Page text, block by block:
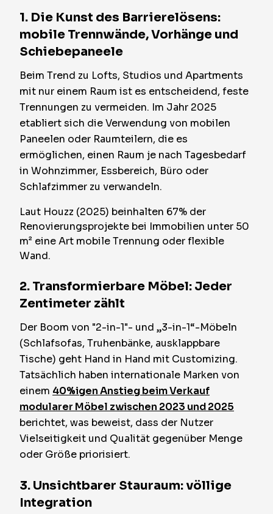
1. Die Kunst des Barrierelösens:
mobile Trennwände, Vorhänge und
Schiebepaneele
Beim Trend zu Lofts, Studios und Apartments
mit nur einem Raum ist es entscheidend, feste
Trennungen zu vermeiden. Im Jahr 2025
etabliert sich die Verwendung von mobilen
Paneelen oder Raumteilern, die es
ermöglichen, einen Raum je nach Tagesbedarf
in Wohnzimmer, Essbereich, Büro oder
Schlafzimmer zu verwandeln.
Laut Houzz (2025) beinhalten 67% der
Renovierungsprojekte bei Immobilien unter 50
m² eine Art mobile Trennung oder flexible
Wand.
2. Transformierbare Möbel: Jeder
Zentimeter zählt
Der Boom von "2-in-1"- und „3-in-1“-Möbeln
(Schlafsofas, Truhenbänke, ausklappbare
Tische) geht Hand in Hand mit Customizing.
Tatsächlich haben internationale Marken von
einem 40%igen Anstieg beim Verkauf
modularer Möbel zwischen 2023 und 2025
berichtet, was beweist, dass der Nutzer
Vielseitigkeit und Qualität gegenüber Menge
oder Größe priorisiert.
3. Unsichtbarer Stauraum: völlige
Integration